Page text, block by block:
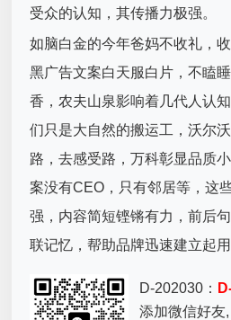
受众的认知，其传播力极强。
如脑白金的今年爸妈不收礼，
黑广告文案白天服白片，不瞌
香，农夫山泉影响着几代人认
们只是大自然的搬运工，沃尔
路，去感受路，万科彰显品质
案没有CEO，只有邻居等，这
强，内容简短铿锵有力，前后
联记忆，帮助品牌迅速建立起用
D-202030：
添加微信好友